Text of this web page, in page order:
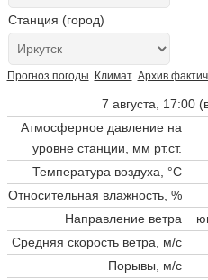
Станция (город)
Прогноз погоды Климат Архив
7 августа, 17:00
Атмосферное давление на
уровне станции, мм рт.ст.
Температура воздуха, °C
Относительная влажность, %
Направление ветра
Средняя скорость ветра, м/с
Порывы, м/с